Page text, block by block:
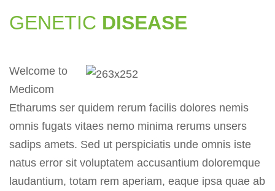
GENETIC DISEASE
Welcome to
Medicom
Etharums ser quidem rerum facilis dolores nemis
omnis fugats vitaes nemo minima rerums unsers
sadips amets. Sed ut perspiciatis unde omnis iste
natus error sit voluptatem accusantium doloremque
laudantium, totam rem aperiam, eaque ipsa quae ab